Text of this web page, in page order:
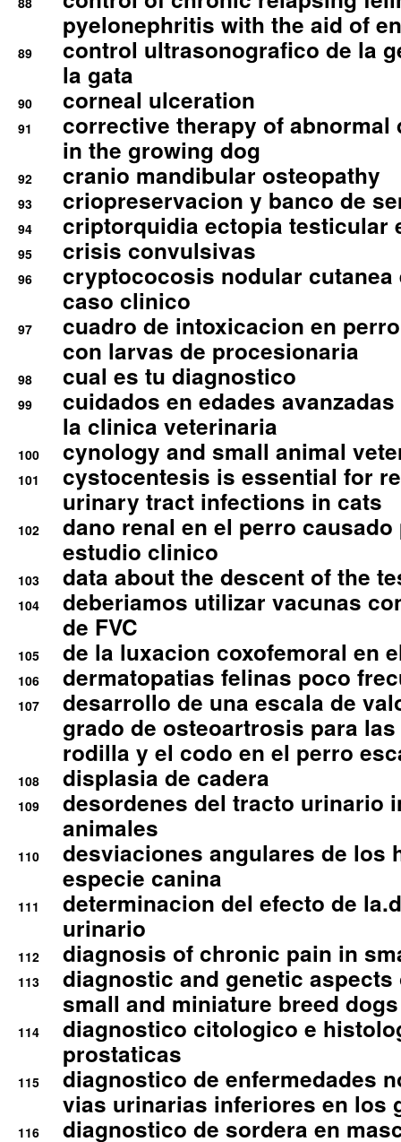
pyelonephritis with the aid of
89
control ultrasonografico de la
la gata
90 corneal ulceration
91
corrective therapy of abnormal
in the growing dog
92 cranio mandibular osteopathy
93 criopreservacion y banco de
94 criptorquidia ectopia testicular
95 crisis convulsivas
96
cryptococosis nodular cutanea
caso clinico
97
cuadro de intoxicacion en
con larvas de procesionaria
98 cual es tu diagnostico
99
cuidados en edades
la clinica veterinaria
100 cynology and small animal
101
cystocentesis is essential for
urinary tract infections in cats
102
dano renal en el perro
estudio clinico
103 data about the descent of the
104
deberiamos utilizar vacunas
de FVC
105 de la luxacion coxofemoral en
106 dermatopatias felinas poco
107
desarrollo de una escala de
grado de osteoartrosis para
rodilla y el codo en el perro
108 displasia de cadera
109
desordenes del tracto urinario
animales
110
desviaciones angulares de los
especie canina
111
determinacion del efecto de
urinario
112 diagnosis of chronic pain in
113
diagnostic and genetic
small and miniature breed
114
diagnostico citologico e
prostaticas
115
diagnostico de enfermedades
vias urinarias inferiores en los
116
diagnostico de sordera en